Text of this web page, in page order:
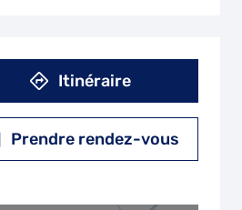
Itinéraire
Prendre rendez-vous